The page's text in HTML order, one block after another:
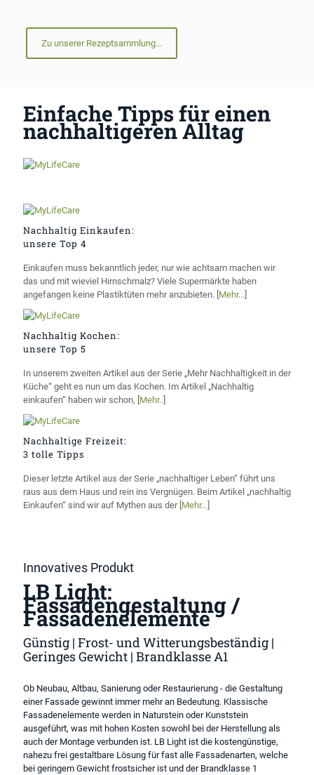
Zu unserer Rezeptsammlung…
Einfache Tipps für einen
nachhaltigeren Alltag
Nachhaltig Einkaufen:
unsere Top 4
Einkaufen muss bekanntlich jeder, nur wie achtsam machen wir
das und mit wieviel Hirnschmalz? Viele Supermärkte haben
angefangen keine Plastiktüten mehr anzubieten. [Mehr...]
Nachhaltig Kochen:
unsere Top 5
In unserem zweiten Artikel aus der Serie „Mehr Nachhaltigkeit in der
Küche“ geht es nun um das Kochen. Im Artikel „Nachhaltig
einkaufen“ haben wir schon, [Mehr..]
Nachhaltige Freizeit:
3 tolle Tipps
Dieser letzte Artikel aus der Serie „nachhaltiger Leben“ führt uns
raus aus dem Haus und rein ins Vergnügen. Beim Artikel „nachhaltig
Einkaufen“ sind wir auf Mythen aus der [Mehr…]
Innovatives Produkt
LB Light:
Fassadengestaltung /
Fassadenelemente
Günstig | Frost- und Witterungsbeständig |
Geringes Gewicht | Brandklasse A1
Ob Neubau, Altbau, Sanierung oder Restaurierung - die Gestaltung
einer Fassade gewinnt immer mehr an Bedeutung. Klassische
Fassadenelemente werden in Naturstein oder Kunststein
ausgeführt, was mit hohen Kosten sowohl bei der Herstellung als
auch der Montage verbunden ist. LB Light ist die kostengünstige,
nahezu frei gestaltbare Lösung für fast alle Fassadenarten, welche
bei geringem Gewicht frostsicher ist und der Brandklasse 1